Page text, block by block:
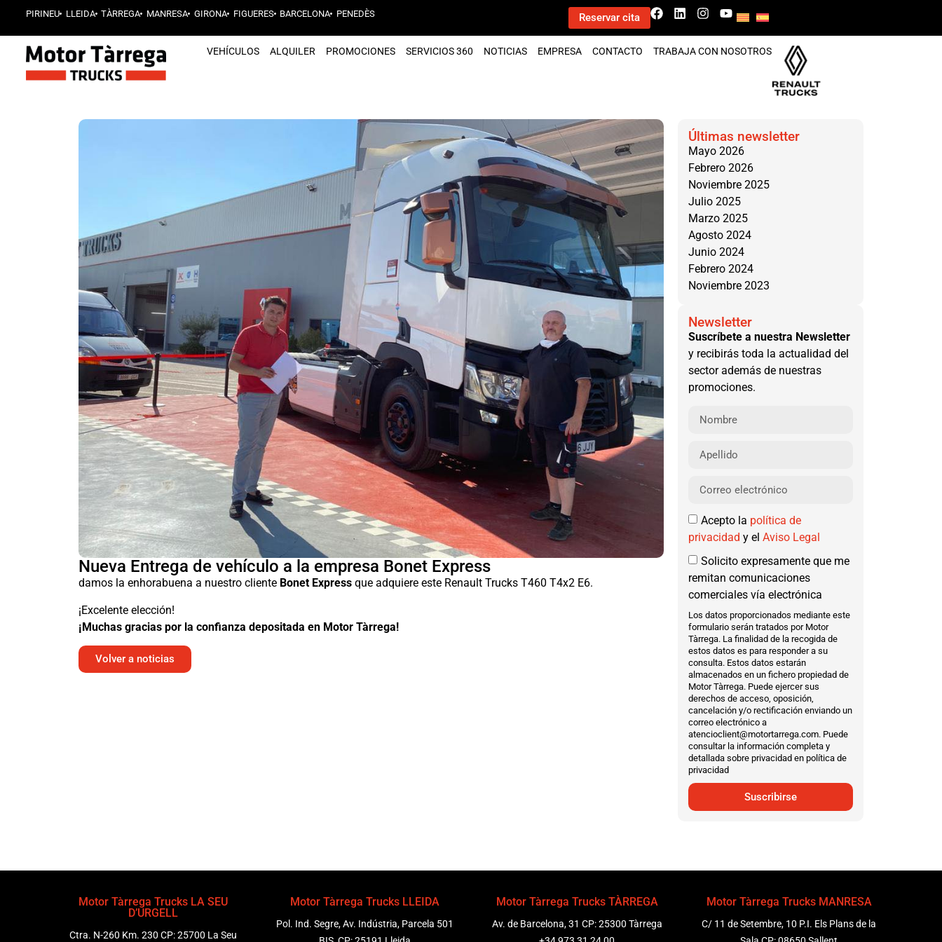
PIRINEU LLEIDA TÀRREGA MANRESA GIRONA FIGUERES BARCELONA PENEDÈS Reservar cita
VEHÍCULOS ALQUILER PROMOCIONES SERVICIOS 360 NOTICIAS EMPRESA CONTACTO TRABAJA CON NOSOTROS
Nueva Entrega de vehículo a la empresa Bonet Express
damos la enhorabuena a nuestro cliente Bonet Express que adquiere este Renault Trucks T460 T4x2 E6.
¡Excelente elección!
¡Muchas gracias por la confianza depositada en Motor Tàrrega!
Volver a noticias
Últimas newsletter
Mayo 2026
Febrero 2026
Noviembre 2025
Julio 2025
Marzo 2025
Agosto 2024
Junio 2024
Febrero 2024
Noviembre 2023
Newsletter
Suscríbete a nuestra Newsletter
y recibirás toda la actualidad del
sector además de nuestras
promociones.
Acepto la política de
privacidad y el Aviso Legal
Solicito expresamente que me
remitan comunicaciones
comerciales vía electrónica
Los datos proporcionados mediante este
formulario serán tratados por Motor
Tàrrega. La finalidad de la recogida de
estos datos es para responder a su
consulta. Estos datos estarán
almacenados en un fichero propiedad de
Motor Tàrrega. Puede ejercer sus
derechos de acceso, oposición,
cancelación y/o rectificación enviando un
correo electrónico a
atencioclient@motortarrega.com. Puede
consultar la información completa y
detallada sobre privacidad en política de
privacidad
Suscribirse
Motor Tàrrega Trucks LA SEU
D’URGELL
Ctra. N-260 Km. 230 CP: 25700 La Seu
Motor Tàrrega Trucks LLEIDA
Pol. Ind. Segre, Av. Indústria, Parcela 501
Motor Tàrrega Trucks TÀRREGA
Av. de Barcelona, 31 CP: 25300 Tàrrega
Motor Tàrrega Trucks MANRESA
C/ 11 de Setembre, 10 P.I. Els Plans de la